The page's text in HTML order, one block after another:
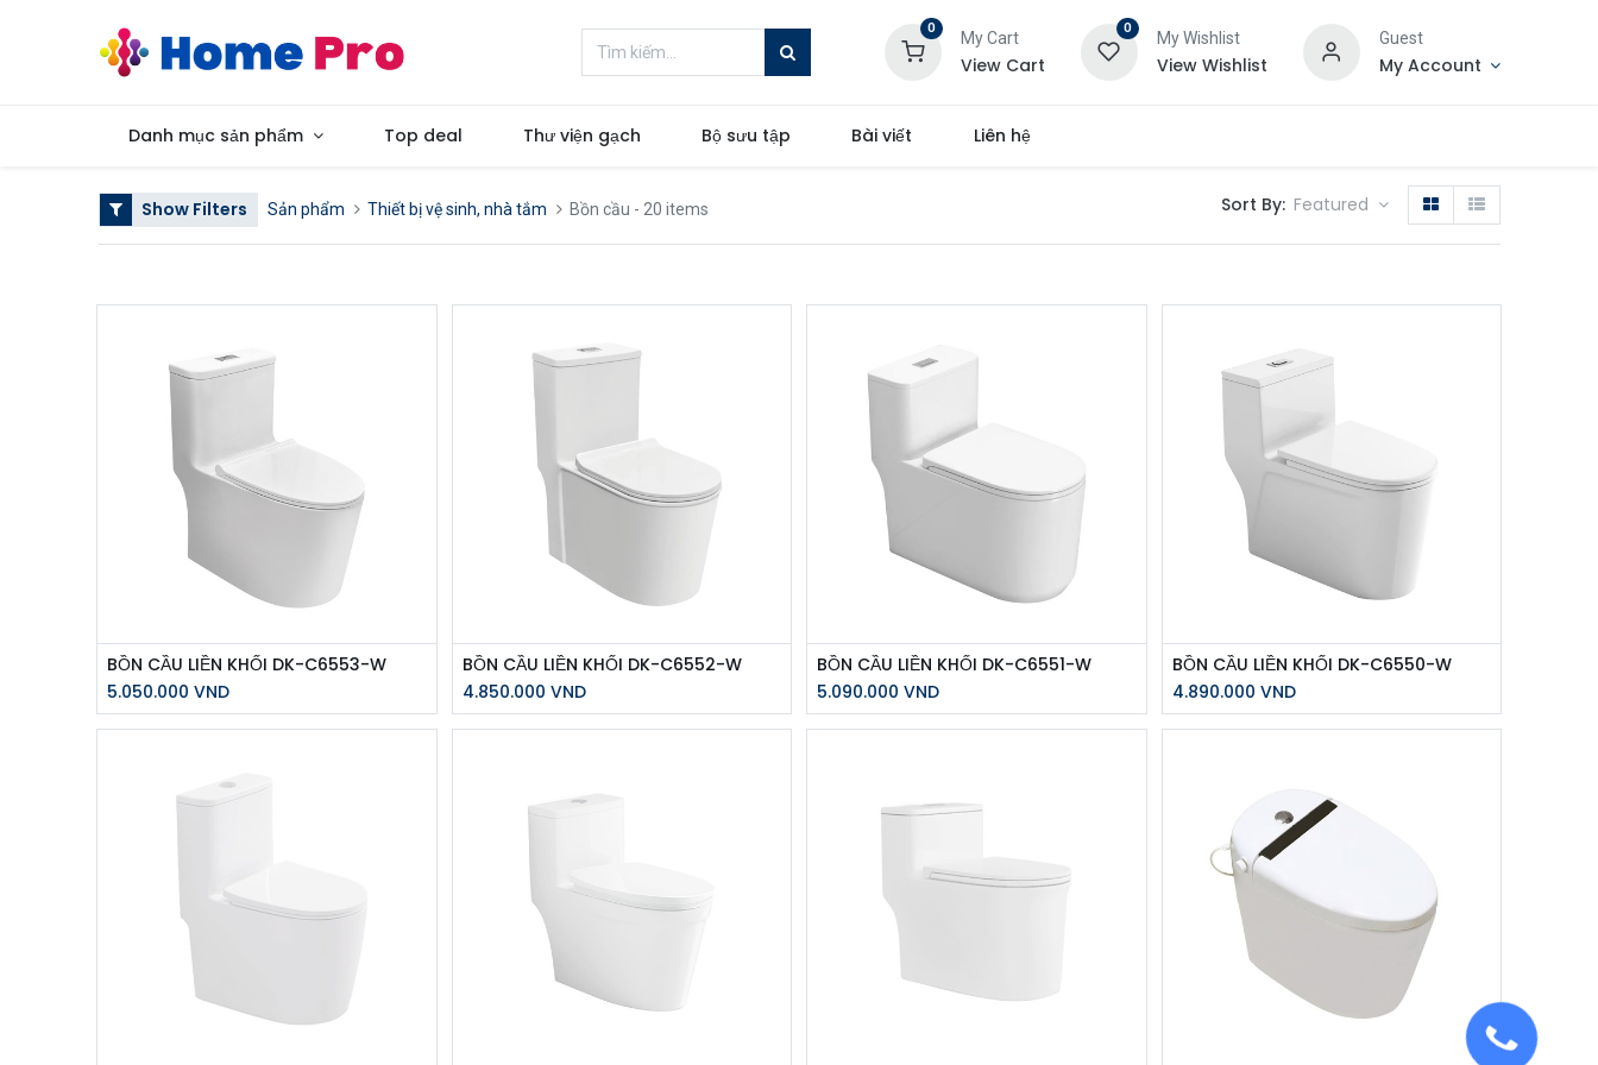
0
My Cart
View Cart
0
My Wishlist
View Wishlist
Guest
My Account
Danh mục sản phẩm Top deal Thư viện gạch Bộ sưu tập Bài viết Liên hệ
Show Filters Sản phẩm Thiết bị vệ sinh, nhà tắm Bồn cầu - 20 items Sort By: Featured
BỒN CẦU LIỀN KHỐI DK-C6553-W
5.050.000 VND
BỒN CẦU LIỀN KHỐI DK-C6552-W
4.850.000 VND
BỒN CẦU LIỀN KHỐI DK-C6551-W
5.090.000 VND
BỒN CẦU LIỀN KHỐI DK-C6550-W
4.890.000 VND